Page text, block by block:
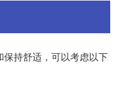
保持舒适，可以考虑以下